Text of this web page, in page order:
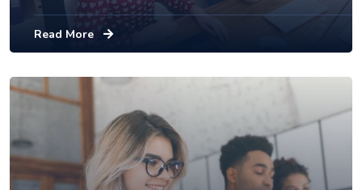
Read More